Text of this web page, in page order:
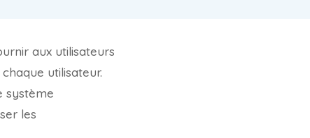
aux utilisateurs
utilisateur.
système
les